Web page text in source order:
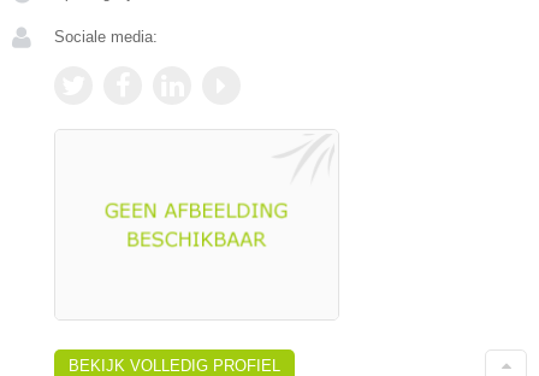
Sociale media:
BEKIJK VOLLEDIG PROFIEL